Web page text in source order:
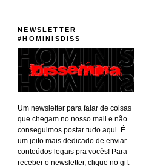
NEWSLETTER
#HOMINISDISS
Um newsletter para falar de coisas
que chegam no nosso mail e não
conseguimos postar tudo aqui. É
um jeito mais dedicado de enviar
conteúdos legais pra vocês! Para
receber o newsletter, clique no gif.